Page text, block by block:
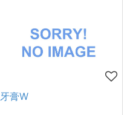
牙膏W